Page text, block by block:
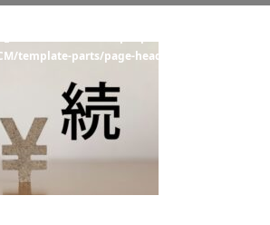
template-parts/page-header.php